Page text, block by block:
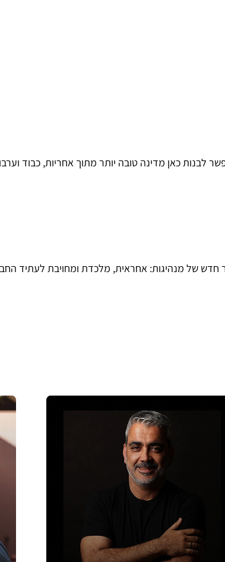
לבנות כאן מדינה טובה יותר מתוך אחריות, כבוד
של מנהיגות: אחראית, מלכדת ומחויבת לעתיד